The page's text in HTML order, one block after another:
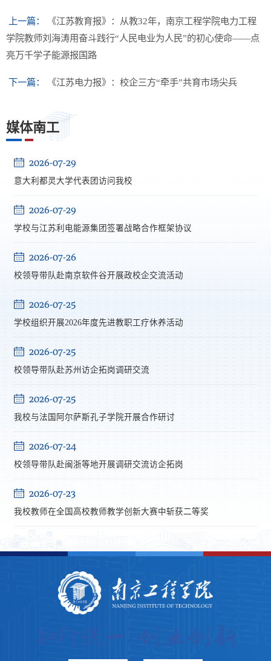
上一篇：
《江苏教育报》：从教32年，南京工程学院电力工程
学院教师刘海涛用奋斗践行“人民电业为人民”的初心使命——点
亮万千学子能源报国路
下一篇： 《江苏电力报》：校企三方“牵手”共育市场尖兵
媒体南工
2026-07-29
意大利都灵大学代表团访问我校
2026-07-29
学校与江苏利电能源集团签署战略合作框架协议
2026-07-26
校领导带队赴南京软件谷开展政校企交流活动
2026-07-25
学校组织开展2026年度先进教职工疗休养活动
2026-07-25
校领导带队赴苏州访企拓岗调研交流
2026-07-25
我校与法国阿尔萨斯孔子学院开展合作研讨
2026-07-24
校领导带队赴闽浙等地开展调研交流访企拓岗
2026-07-23
我校教师在全国高校教师教学创新大赛中斩获二等奖